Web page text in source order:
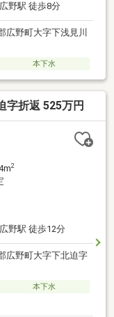
野駅 徒歩8分
広野町大字下浅見川
本下水
字折返 525万円
2
野駅 徒歩12分
広野町大字下北迫字
本下水